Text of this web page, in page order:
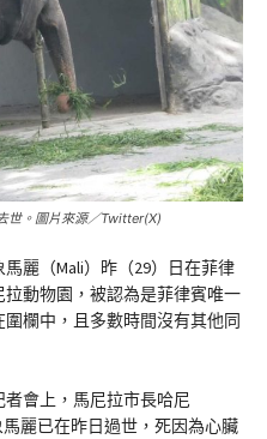
世。圖片來源／Twitter(X)
麗（Mali）昨（29）日在菲律
動物園，被認為是菲律賓唯一
欄中，且多數時間沒有其他同
會上，馬尼拉市長哈尼
馬麗已在昨日過世，死因為心臟